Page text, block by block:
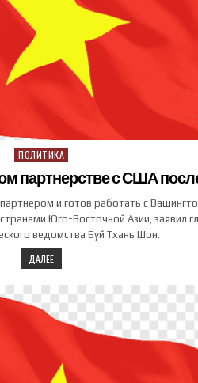
Posted in
ПОЛИТИКА
партнерстве с США
и готов работать с
Юго-Восточной Азии, заявил
ведомства Буй Тхань Шон.
ДАЛЕЕ